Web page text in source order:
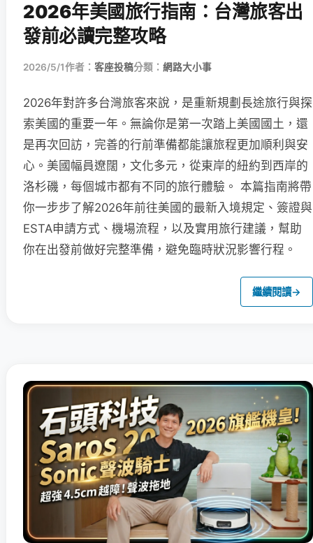
2026年美國旅行指南：台灣旅客出
發前必讀完整攻略
2026/5/1作者： 客座投稿分類： 網路大小事
2026年對許多台灣旅客來說，是重新規劃長途旅行與探
索美國的重要一年。無論你是第一次踏上美國國土，還
是再次回訪，完善的行前準備都能讓旅程更加順利與安
心。美國幅員遼闊，文化多元，從東岸的紐約到西岸的
洛杉磯，每個城市都有不同的旅行體驗。 本篇指南將帶
你一步步了解2026年前往美國的最新入境規定、簽證與
ESTA申請方式、機場流程，以及實用旅行建議，幫助
你在出發前做好完整準備，避免臨時狀況影響行程。
繼續閱讀→